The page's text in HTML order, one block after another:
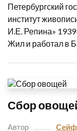
Петербургский
институт
И.Е. Репина»
Жил и работал в
Сбор
Автор